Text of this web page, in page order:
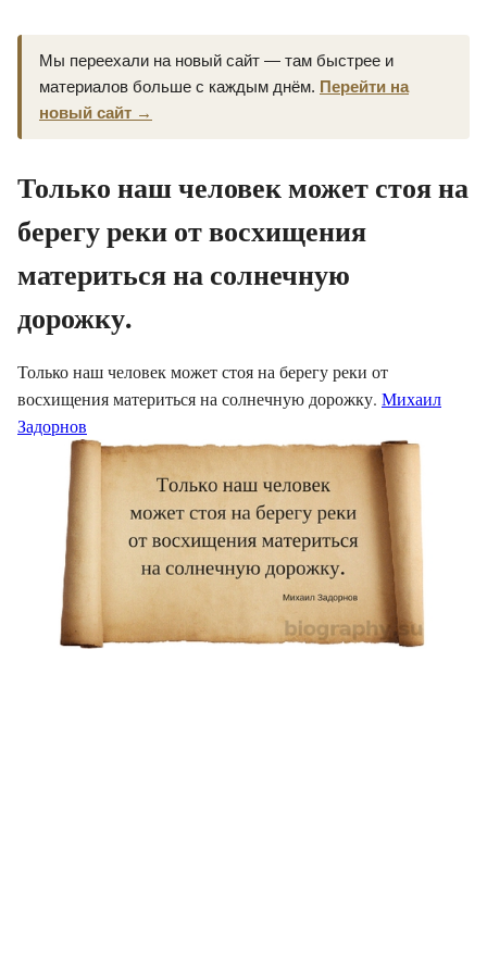
Мы переехали на новый сайт — там быстрее и
материалов больше с каждым днём. Перейти на
новый сайт →
Только наш человек может стоя на
берегу реки от восхищения
материться на солнечную
дорожку.
Только наш человек может стоя на берегу реки от
восхищения материться на солнечную дорожку. Михаил
Задорнов